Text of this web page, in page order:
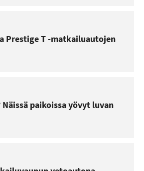
Prestige T -matkailuautojen
paikoissa yövyt luvan